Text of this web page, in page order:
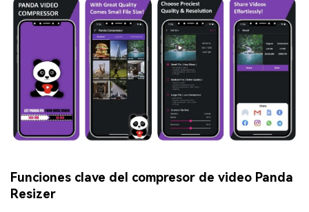
Funciones clave del compresor de video Panda
Resizer